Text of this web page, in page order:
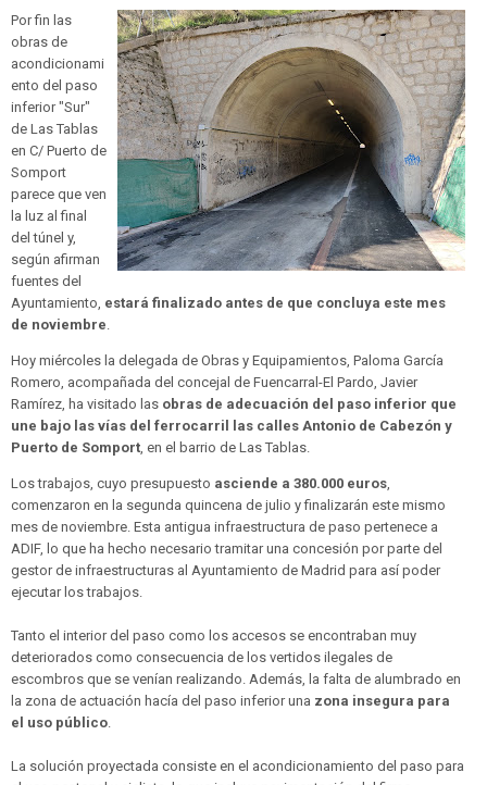
Por fin las
obras de
acondicionami
ento del paso
inferior "Sur"
de Las Tablas
en C/ Puerto de
Somport
parece que ven
la luz al final
del túnel y,
según afirman
fuentes del
Ayuntamiento, estará finalizado antes de que concluya este mes
de noviembre.
Hoy miércoles la delegada de Obras y Equipamientos, Paloma García
Romero, acompañada del concejal de Fuencarral-El Pardo, Javier
Ramírez, ha visitado las obras de adecuación del paso inferior que
une bajo las vías del ferrocarril las calles Antonio de Cabezón y
Puerto de Somport, en el barrio de Las Tablas.
Los trabajos, cuyo presupuesto asciende a 380.000 euros,
comenzaron en la segunda quincena de julio y finalizarán este mismo
mes de noviembre. Esta antigua infraestructura de paso pertenece a
ADIF, lo que ha hecho necesario tramitar una concesión por parte del
gestor de infraestructuras al Ayuntamiento de Madrid para así poder
ejecutar los trabajos.
Tanto el interior del paso como los accesos se encontraban muy
deteriorados como consecuencia de los vertidos ilegales de
escombros que se venían realizando. Además, la falta de alumbrado en
la zona de actuación hacía del paso inferior una zona insegura para
el uso público.
La solución proyectada consiste en el acondicionamiento del paso para